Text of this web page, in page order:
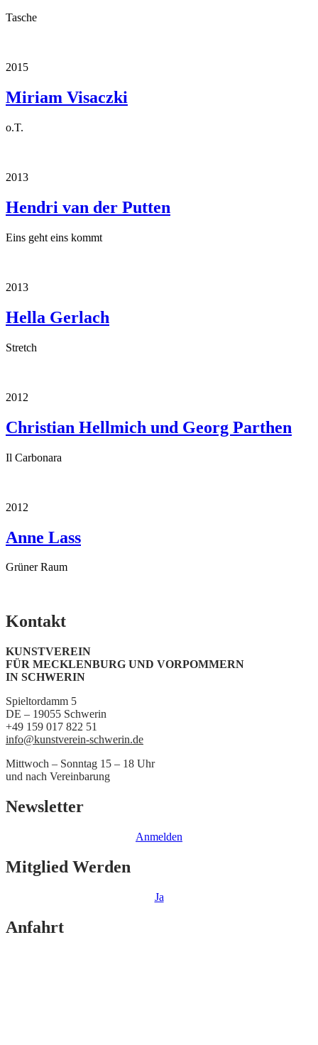
Tasche
2015
Miriam Visaczki
o.T.
2013
Hendri van der Putten
Eins geht eins kommt
2013
Hella Gerlach
Stretch
2012
Christian Hellmich und Georg Parthen
Il Carbonara
2012
Anne Lass
Grüner Raum
Kontakt
KUNSTVEREIN
FÜR MECKLENBURG UND VORPOMMERN
IN SCHWERIN
Spieltordamm 5
DE – 19055 Schwerin
+49 159 017 822 51
info@kunstverein-schwerin.de
Mittwoch – Sonntag 15 – 18 Uhr
und nach Vereinbarung
Newsletter
Anmelden
Mitglied Werden
Ja
Anfahrt